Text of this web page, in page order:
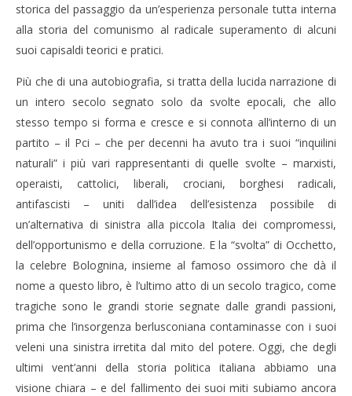
storica del passaggio da un’esperienza personale tutta interna
alla storia del comunismo al radicale superamento di alcuni
suoi capisaldi teorici e pratici.
Più che di una autobiografia, si tratta della lucida narrazione di
un intero secolo segnato solo da svolte epocali, che allo
stesso tempo si forma e cresce e si connota all’interno di un
partito – il Pci – che per decenni ha avuto tra i suoi “inquilini
naturali” i più vari rappresentanti di quelle svolte – marxisti,
operaisti, cattolici, liberali, crociani, borghesi radicali,
antifascisti – uniti dall’idea dell’esistenza possibile di
un’alternativa di sinistra alla piccola Italia dei compromessi,
dell’opportunismo e della corruzione. E la “svolta” di Occhetto,
la celebre Bolognina, insieme al famoso ossimoro che dà il
nome a questo libro, è l’ultimo atto di un secolo tragico, come
tragiche sono le grandi storie segnate dalle grandi passioni,
prima che l’insorgenza berlusconiana contaminasse con i suoi
veleni una sinistra irretita dal mito del potere. Oggi, che degli
ultimi vent’anni della storia politica italiana abbiamo una
visione chiara – e del fallimento dei suoi miti subiamo ancora